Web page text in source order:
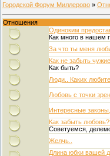
Городской Форум Миллерово »
Отношения
Одиноким
Как много в нашем
За что ты меня
Как не забыть
Как быть?
Люди.. Каких
Любовь с точки
Интересные
Как забыть
Советуемся,
Желчь..
Длина юбки вашей